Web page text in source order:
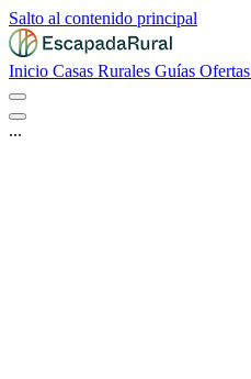
Salto al contenido principal
Inicio Casas Rurales Guías Ofertas
...